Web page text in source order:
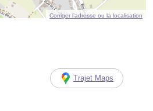
Corriger l’adresse ou la localisation
Trajet Maps